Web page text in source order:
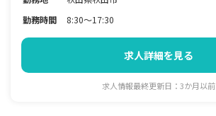
勤務時間
8:30～17:30
求人詳細を見る
求人情報最終更新日：3か月以前